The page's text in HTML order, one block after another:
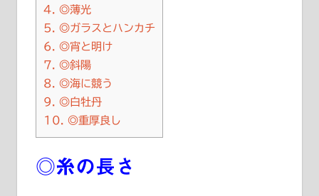
4. ◎薄光
5. ◎ガラスとハンカチ
6. ◎宵と明け
7. ◎斜陽
8. ◎海に競う
9. ◎白牡丹
10. ◎重厚良し
◎糸の長さ